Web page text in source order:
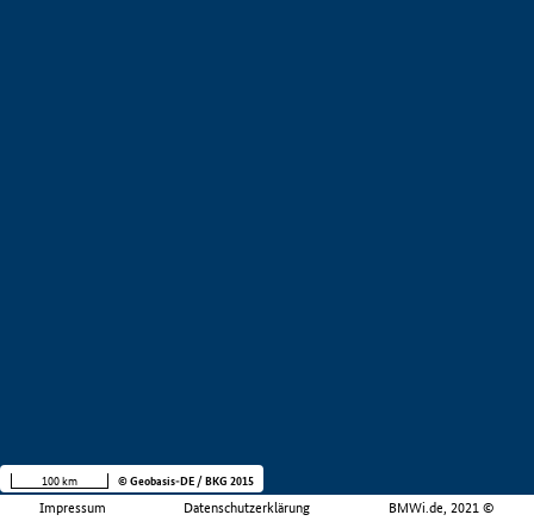
Impressum Datenschutzerklärung BMWi.de, 2021 ©
100 km © Geobasis-DE / BKG 2015